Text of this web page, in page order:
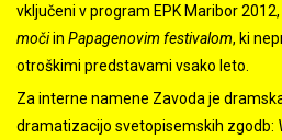
vključeni v program EPK Maribor
močiin Papagenovim festivalom, ki
otroškimi predstavami vsako leto.
Za interne namene Zavoda je
dramatizacijo svetopisemskih zgodb: